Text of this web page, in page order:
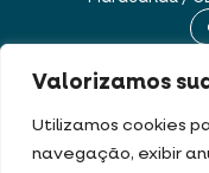
Valorizamos
Utilizamos cookies
navegação, exibir